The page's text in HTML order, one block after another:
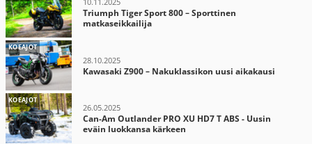
Triumph Tiger Sport 800 – Sporttinen
matkaseikkailija
KOEAJOT
28.10.2025
Kawasaki Z900 – Nakuklassikon uusi aikakausi
KOEAJOT
26.05.2025
Can-Am Outlander PRO XU HD7 T ABS - Uusin
eväin luokkansa kärkeen